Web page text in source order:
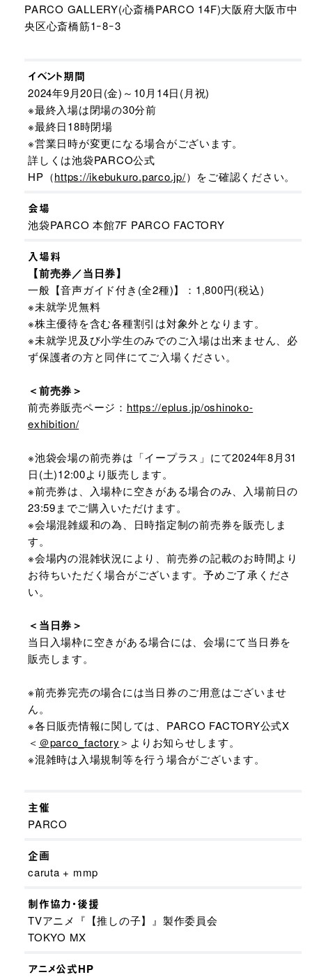
PARCO GALLERY(心斎橋PARCO 14F)大阪府大阪市中
央区心斎橋筋1ｰ8ｰ3
イベント期間
2024年9月20日(金)～10月14日(月祝)
※最終入場は閉場の30分前
※最終日18時閉場
※営業日時が変更になる場合がございます。
詳しくは池袋PARCO公式
HP（https://ikebukuro.parco.jp/）をご確認ください。
会場
池袋PARCO 本館7F PARCO FACTORY
入場料
【前売券／当日券】
一般【音声ガイド付き(全2種)】：1,800円(税込)
※未就学児無料
※株主優待を含む各種割引は対象外となります。
※未就学児及び小学生のみでのご入場は出来ません、必
ず保護者の方と同伴にてご入場ください。
＜前売券＞
前売券販売ページ： https://eplus.jp/oshinoko-
exhibition/
※池袋会場の前売券は「イープラス」にて2024年8月31
日(土)12:00より販売します。
※前売券は、入場枠に空きがある場合のみ、入場前日の
23:59までご購入いただけます。
※会場混雑緩和の為、日時指定制の前売券を販売しま
す。
※会場内の混雑状況により、前売券の記載のお時間より
お待ちいただく場合がございます。予めご了承くださ
い。
＜当日券＞
当日入場枠に空きがある場合には、会場にて当日券を
販売します。
※前売券完売の場合には当日券のご用意はございませ
ん。
※各日販売情報に関しては、PARCO FACTORY公式X
＜ ＠parco_factory＞よりお知らせします。
※混雑時は入場規制等を行う場合がございます。
主催
PARCO
企画
caruta + mmp
制作協力・後援
TVアニメ『【推しの子】』製作委員会
TOKYO MX
アニメ公式HP